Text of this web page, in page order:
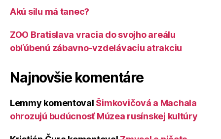
Akú silu má tanec?
ZOO Bratislava vracia do svojho areálu
obľúbenú zábavno-vzdelávaciu atrakciu
Najnovšie komentáre
Lemmy komentoval Šimkovičová a Machala
ohrozujú budúcnosť Múzea rusínskej kultúry